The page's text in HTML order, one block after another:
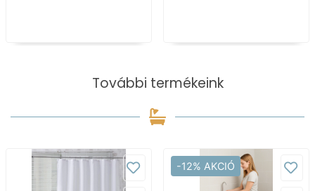
További termékeink
-12% AKCIÓ